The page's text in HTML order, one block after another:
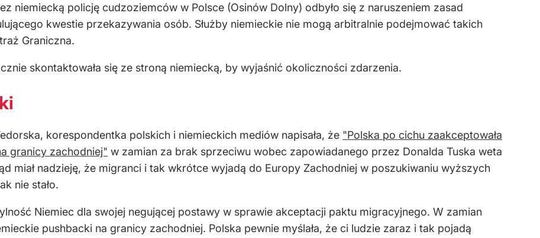
niemiecką policję cudzoziemców w Polsce (Osinów Dolny) odbyło się z naruszeniem zasad
kwestie przekazywania osób. Służby niemieckie nie mogą arbitralnie podejmować takich
Graniczna.
skontaktowała się ze stroną niemiecką, by wyjaśnić okoliczności zdarzenia.
korespondentka polskich i niemieckich mediów napisała, że "Polska po cichu zaakceptowała
granicy zachodniej" w zamian za brak sprzeciwu wobec zapowiadanego przez Donalda Tuska weta
miał nadzieję, że migranci i tak wkrótce wyjadą do Europy Zachodniej w poszukiwaniu wyższych
nie stało.
Niemiec dla swojej negującej postawy w sprawie akceptacji paktu migracyjnego. W zamian
pushbacki na granicy zachodniej. Polska pewnie myślała, że ci ludzie zaraz i tak pojadą